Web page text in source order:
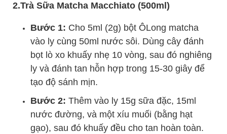
2.Trà Sữa Matcha Macchiato (500ml)
Bước 1: Cho 5ml (2g) bột ÔLong matcha
vào ly cùng 50ml nước sôi. Dùng cây đánh
bọt lò xo khuấy nhẹ 10 vòng, sau đó nghiêng
ly và đánh tan hỗn hợp trong 15-30 giây để
tạo độ sánh mịn.
Bước 2: Thêm vào ly 15g sữa đặc, 15ml
nước đường, và một xíu muối (bằng hạt
gạo), sau đó khuấy đều cho tan hoàn toàn.